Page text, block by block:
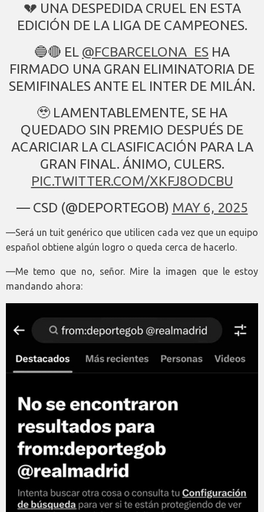
💔 UNA DESPEDIDA CRUEL EN ESTA
EDICIÓN DE LA LIGA DE CAMPEONES.
🔵🔴 EL @FCBARCELONA_ES HA
FIRMADO UNA GRAN ELIMINATORIA DE
SEMIFINALES ANTE EL INTER DE MILÁN.
🥹 LAMENTABLEMENTE, SE HA
QUEDADO SIN PREMIO DESPUÉS DE
ACARICIAR LA CLASIFICACIÓN PARA LA
GRAN FINAL. ÁNIMO, CULERS.
PIC.TWITTER.COM/XKFJ8ODCBU
— CSD (@DEPORTEGOB) MAY 6, 2025
—Será un tuit genérico que utilicen cada vez que un equipo
español obtiene algún logro o queda cerca de hacerlo.
—Me temo que no, señor. Mire la imagen que le estoy
mandando ahora: